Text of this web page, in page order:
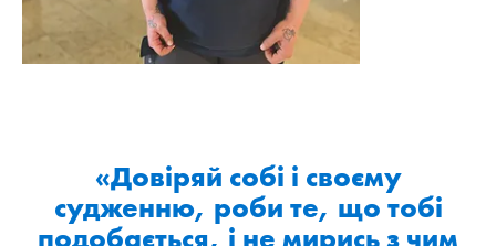
«Довіряй собі і своєму
судженню, роби те, що тобі
подобається, і не мирись з чим